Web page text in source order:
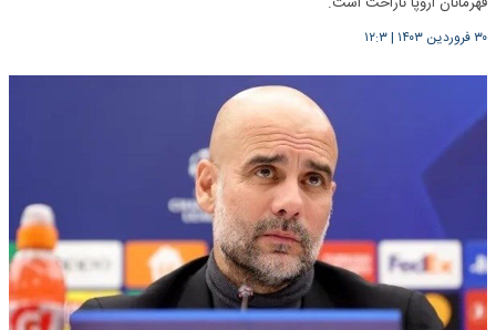
۳۰ فروردین ۱۴۰۳ |۱۲:۳